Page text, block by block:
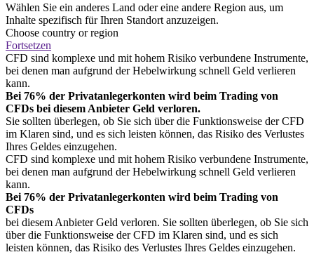
Wählen Sie ein anderes Land oder eine andere Region aus, um
Inhalte spezifisch für Ihren Standort anzuzeigen.
Choose country or region
Fortsetzen
CFD sind komplexe und mit hohem Risiko verbundene Instrumente,
bei denen man aufgrund der Hebelwirkung schnell Geld verlieren
kann.
Bei 76% der Privatanlegerkonten wird beim Trading von
CFDs bei diesem Anbieter Geld verloren.
Sie sollten überlegen, ob Sie sich über die Funktionsweise der CFD
im Klaren sind, und es sich leisten können, das Risiko des Verlustes
Ihres Geldes einzugehen.
CFD sind komplexe und mit hohem Risiko verbundene Instrumente,
bei denen man aufgrund der Hebelwirkung schnell Geld verlieren
kann.
Bei 76% der Privatanlegerkonten wird beim Trading von
CFDs
bei diesem Anbieter Geld verloren. Sie sollten überlegen, ob Sie sich
über die Funktionsweise der CFD im Klaren sind, und es sich
leisten können, das Risiko des Verlustes Ihres Geldes einzugehen.